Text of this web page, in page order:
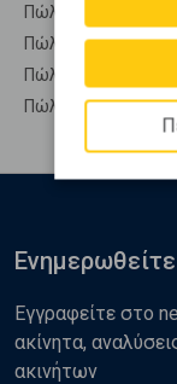
Πώληση
Πώληση Υπόγεια
Πώληση
Πώληση Υπολ.
Ενημερωθείτε
Εγγραφείτε στο
ακίνητα,
ακινήτων